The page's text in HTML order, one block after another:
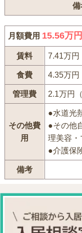
備
月額費用 15.56万円
賃料 7.41万円
食費 4.35万円
管理費 2.1万円
その他費
用
●水道光
●その他
理美容
●介護保
備考